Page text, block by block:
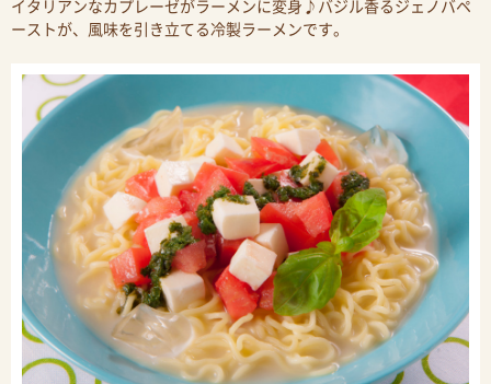
イタリアンなカプレーゼがラーメンに変身♪バジル香るジェノバペ
ーストが、風味を引き立てる冷製ラーメンです。